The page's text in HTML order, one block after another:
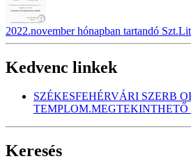
2022.november hónapban tartandó
Kedvenc linkek
SZÉKESFEHÉRVÁRI SZERB
TEMPLOM.MEGTEKINTHETŐ
Keresés